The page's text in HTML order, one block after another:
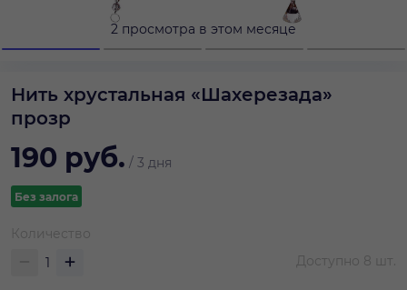
2 просмотра в этом месяце
Нить хрустальная «Шахерезада»
прозр
190 руб. / 3 дня
Без залога
Количество
Доступно 8 шт.